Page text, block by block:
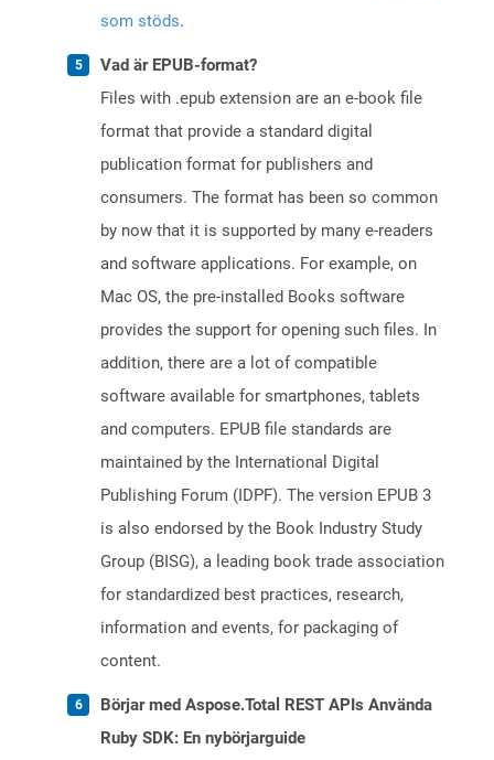
som stöds.
Vad är EPUB-format?
Files with .epub extension are an e-book file
format that provide a standard digital
publication format for publishers and
consumers. The format has been so common
by now that it is supported by many e-readers
and software applications. For example, on
Mac OS, the pre-installed Books software
provides the support for opening such files. In
addition, there are a lot of compatible
software available for smartphones, tablets
and computers. EPUB file standards are
maintained by the International Digital
Publishing Forum (IDPF). The version EPUB 3
is also endorsed by the Book Industry Study
Group (BISG), a leading book trade association
for standardized best practices, research,
information and events, for packaging of
content.
Börjar med Aspose.Total REST APIs Använda
Ruby SDK: En nybörjarguide